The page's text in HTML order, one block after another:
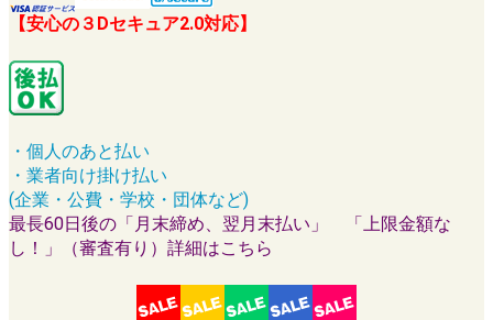
【安心の３Dセキュア2.0対応】
・個人のあと払い
・業者向け掛け払い
(企業・公費・学校・団体など)
最長60日後の「月末締め、翌月末払い」 「上限金額な
し！」（審査有り）詳細はこちら